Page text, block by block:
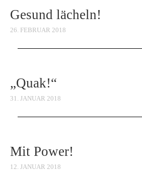
Gesund lächeln!
26. FEBRUAR 2018
„Quak!“
31. JANUAR 2018
Mit Power!
12. JANUAR 2018